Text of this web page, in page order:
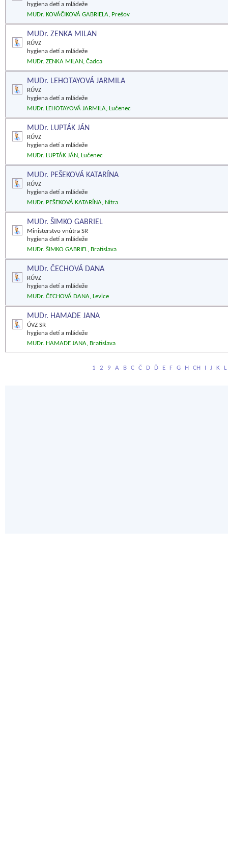
hygiena detí a mládeže
MUDr. KOVÁČIKOVÁ GABRIELA, Prešov
MUDr. ZENKA MILAN
RÚVZ
hygiena detí a mládeže
MUDr. ZENKA MILAN, Čadca
MUDr. LEHOTAYOVÁ JARMILA
RÚVZ
hygiena detí a mládeže
MUDr. LEHOTAYOVÁ JARMILA, Lučenec
MUDr. LUPTÁK JÁN
RÚVZ
hygiena detí a mládeže
MUDr. LUPTÁK JÁN, Lučenec
MUDr. PEŠEKOVÁ KATARÍNA
RÚVZ
hygiena detí a mládeže
MUDr. PEŠEKOVÁ KATARÍNA, Nitra
MUDr. ŠIMKO GABRIEL
Ministerstvo vnútra SR
hygiena detí a mládeže
MUDr. ŠIMKO GABRIEL, Bratislava
MUDr. ČECHOVÁ DANA
RÚVZ
hygiena detí a mládeže
MUDr. ČECHOVÁ DANA, Levice
MUDr. HAMADE JANA
ÚVZ SR
hygiena detí a mládeže
MUDr. HAMADE JANA, Bratislava
1 2 9 A B C Č D Ď E F G H CH I J K L